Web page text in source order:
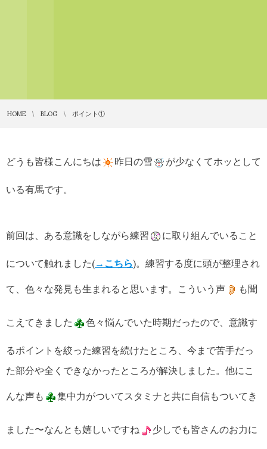
HOME BLOG ポイント①
どうも皆様こんにちは 昨日の雪 が少なくてホッとして
いる有馬です。
前回は、ある意識をしながら練習 に取り組んでいること
について触れました(→こちら)。練習する度に頭が整理され
て、色々な発見も生まれると思います。こういう声 も聞
こえてきました 色々悩んでいた時期だったので、意識す
るポイントを絞った練習を続けたところ、今まで苦手だっ
た部分や全くできなかったところが解決しました。他にこ
んな声も 集中力がついてスタミナと共に自信もついてき
ました〜なんとも嬉しいですね 少しでも皆さんのお力に